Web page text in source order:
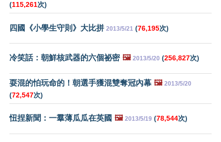
(115,261次)
四國《小學生守則》大比拼 2013/5/21 (76,195次)
冷笑話：朝鮮核武器的六個祕密 🖼️ 2013/5/20 (256,827次)
耍混的怕玩命的！朝選手獲混雙奪冠內幕 🖼️ 2013/5/20
(72,547次)
忸捏新聞：一羣薄瓜瓜在英國 🖼️ 2013/5/19 (78,544次)